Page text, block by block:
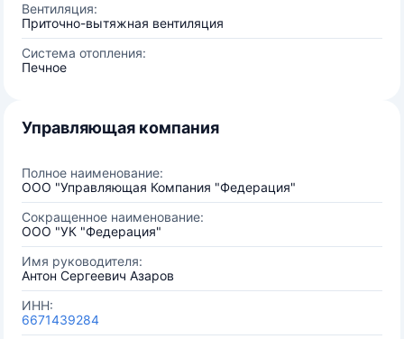
Вентиляция:
Приточно-вытяжная вентиляция
Система отопления:
Печное
Управляющая компания
Полное наименование:
ООО "Управляющая Компания "Федерация"
Сокращенное наименование:
ООО "УК "Федерация"
Имя руководителя:
Антон Сергеевич Азаров
ИНН:
6671439284